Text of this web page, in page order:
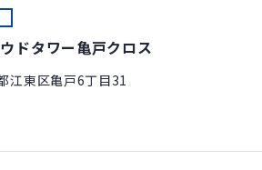
ドタワー亀戸クロス
江東区亀戸6丁目31